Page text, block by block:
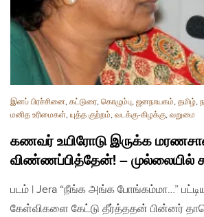
இனப் பிரச்சினை, கட்டுரை, கொழும்பு, ஜனநாயகம், தமிழ்,
மனித உரிமைகள், யுத்த குற்றம், வடக்கு-கிழக்கு, வறுமை
கணவர் உயிரோடு இருக்க
விண்ணப்பித்தேன்! – முல்லையில்
படம் | Jera “நீங்க அங்க போங்கம்மா…”
கேள்விகளை கேட்டு தீர்த்ததன் பின்னர்